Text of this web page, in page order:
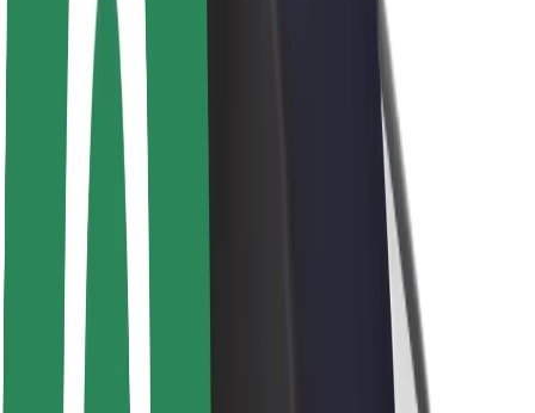
Blogg
Nyhetsrom
Retningslinjer for varemerke
Oppdrag
Investorrelasjoner
Ledelse
Merkevare
Media
Urban Fund
Sikkerhet